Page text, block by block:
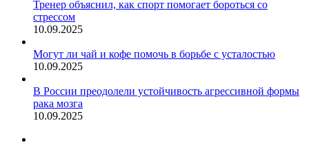
Тренер объяснил, как спорт помогает бороться со
стрессом
10.09.2025
Могут ли чай и кофе помочь в борьбе с усталостью
10.09.2025
В России преодолели устойчивость агрессивной формы
рака мозга
10.09.2025